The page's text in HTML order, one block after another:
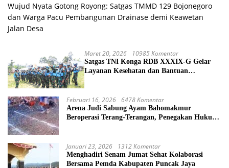
Wujud Nyata Gotong Royong: Satgas TMMD 129 Bojonegoro
dan Warga Pacu Pembangunan Drainase demi Keawetan
Jalan Desa
Maret 20, 2026 10985 Komentar
Satgas TNI Konga RDB XXXIX-G Gelar
Layanan Kesehatan dan Bantuan
Februari 16, 2026 6478 Komentar
Arena Judi Sabung Ayam Bahomakmur
Beroperasi Terang-Terangan, Penegakan Hukum
Januari 23, 2026 1312 Komentar
Menghadiri Senam Jumat Sehat Kolaborasi
Bersama Pemda Kabupaten Puncak Jaya